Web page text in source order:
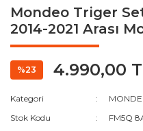
Mondeo Triger
2014-2021 Arası
%23 4.990,00
Kategori
Stok Kodu
FM5Q